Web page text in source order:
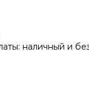
наличный и